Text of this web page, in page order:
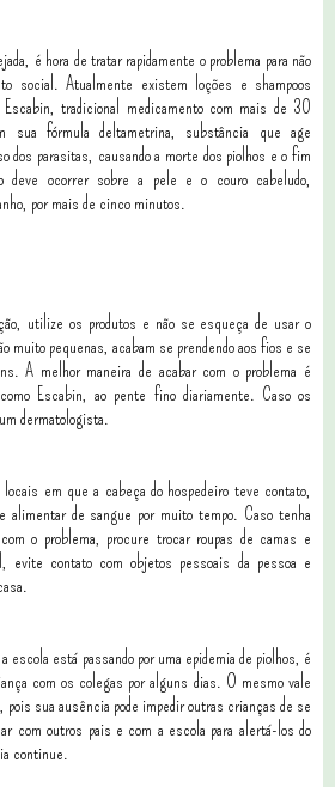
é hora de tratar rapidamente o problema para não
social. Atualmente existem loções e shampoos
tradicional medicamento com mais de 30
sua fórmula deltametrina, substância que age
dos parasitas, causando a morte dos piolhos e o fim
deve ocorrer sobre a pele e o couro cabeludo,
por mais de cinco minutos.
utilize os produtos e não se esqueça de usar o
muito pequenas, acabam se prendendo aos fios e se
A melhor maneira de acabar com o problema é
Escabin, ao pente fino diariamente. Caso os
dermatologista.
em que a cabeça do hospedeiro teve contato,
alimentar de sangue por muito tempo. Caso tenha
o problema, procure trocar roupas de camas e
evite contato com objetos pessoais da pessoa e
escola está passando por uma epidemia de piolhos, é
com os colegas por alguns dias. O mesmo vale
sua ausência pode impedir outras crianças de se
com outros pais e com a escola para alertá-los do
continue.